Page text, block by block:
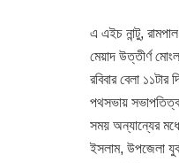
এ এইচ নান্টু,
মেয়াদ উত্তীর্ণ
রবিবার বেলা
পথসভায়
সময় অন্যান্যের
ইসলাম, উপজেলা